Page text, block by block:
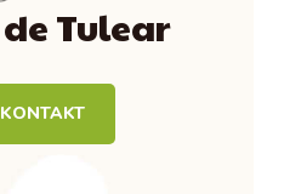
Tulear
KONTAKT